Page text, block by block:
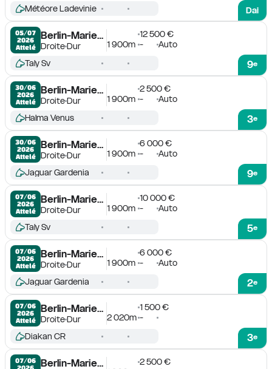
Dai
Météore Ladevinie
05/07
2026
Attelé
Berlin-Mariendorf
DroiteDur
12 500 €
1 900m - Auto
9e
Taly Sv
30/06
2026
Attelé
Berlin-Mariendorf
DroiteDur
2 500 €
1 900m - Auto
3e
Halma Venus
30/06
2026
Attelé
Berlin-Mariendorf
DroiteDur
6 000 €
1 900m - Auto
9e
Jaguar Gardenia
07/06
2026
Attelé
Berlin-Mariendorf
DroiteDur
10 000 €
1 900m - Auto
5e
Taly Sv
07/06
2026
Attelé
Berlin-Mariendorf
DroiteDur
6 000 €
1 900m - Auto
2e
Jaguar Gardenia
07/06
2026
Attelé
Berlin-Mariendorf
DroiteDur
1 500 €
2 020m -
3e
Diakan CR
07/06
Berlin-Mariendorf
2 500 €